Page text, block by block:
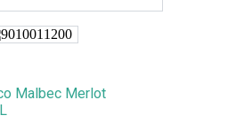
Malbec Merlot